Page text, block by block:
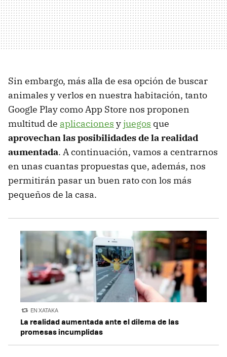
Sin embargo, más alla de esa opción de buscar
animales y verlos en nuestra habitación, tanto
Google Play como App Store nos proponen
multitud de aplicaciones yjuegos que
aprovechan las posibilidades de la realidad
aumentada. A continuación, vamos a centrarnos
en unas cuantas propuestas que, además, nos
permitirán pasar un buen rato con los más
pequeños de la casa.
EN XATAKA
La realidad aumentada ante el dilema de las
promesas incumplidas